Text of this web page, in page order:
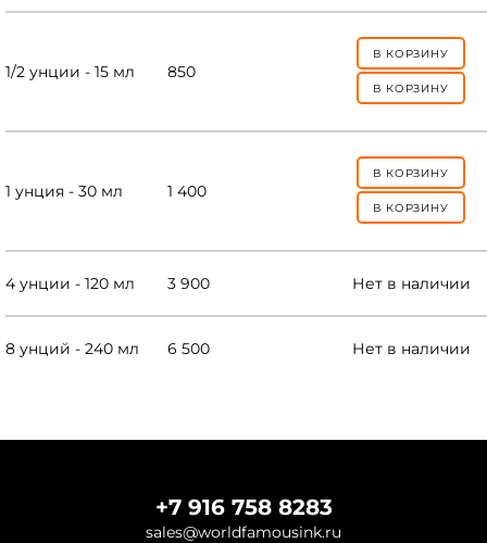
1/2 унции - 15 мл 850
В КОРЗИНУ
В КОРЗИНУ
1 унция - 30 мл 1 400
В КОРЗИНУ
В КОРЗИНУ
4 унции - 120 мл 3 900 Нет в наличии
8 унций - 240 мл 6 500 Нет в наличии
+7 916 758 8283
sales@worldfamousink.ru